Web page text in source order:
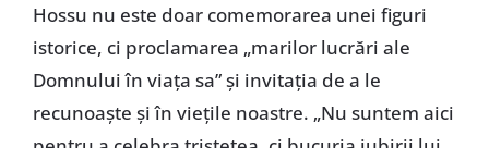
Hossu nu este doar comemorarea unei figuri
istorice, ci proclamarea „marilor lucrări ale
Domnului în viața sa” și invitația de a le
recunoaște și în viețile noastre. „Nu suntem aici